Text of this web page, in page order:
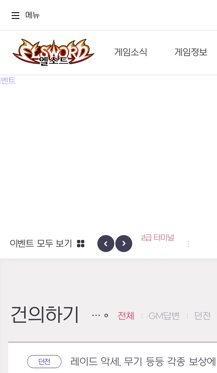
메뉴
게임소식
공지사항
게임정보
세계관
엑사스케일 증폭 회로 보급 터미널
이벤트
하이반의 엑사
이벤트 모두 보기
건의하기 전체 GM답변 던전
던전 레이드 악세, 무기 등등 각종 보상